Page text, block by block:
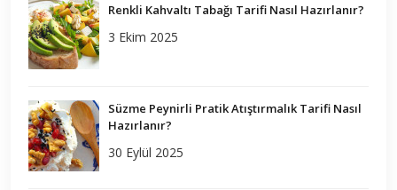
Renkli Kahvaltı Tabağı Tarifi Nasıl Hazırlanır?
3 Ekim 2025
Süzme Peynirli Pratik Atıştırmalık Tarifi Nasıl
Hazırlanır?
30 Eylül 2025